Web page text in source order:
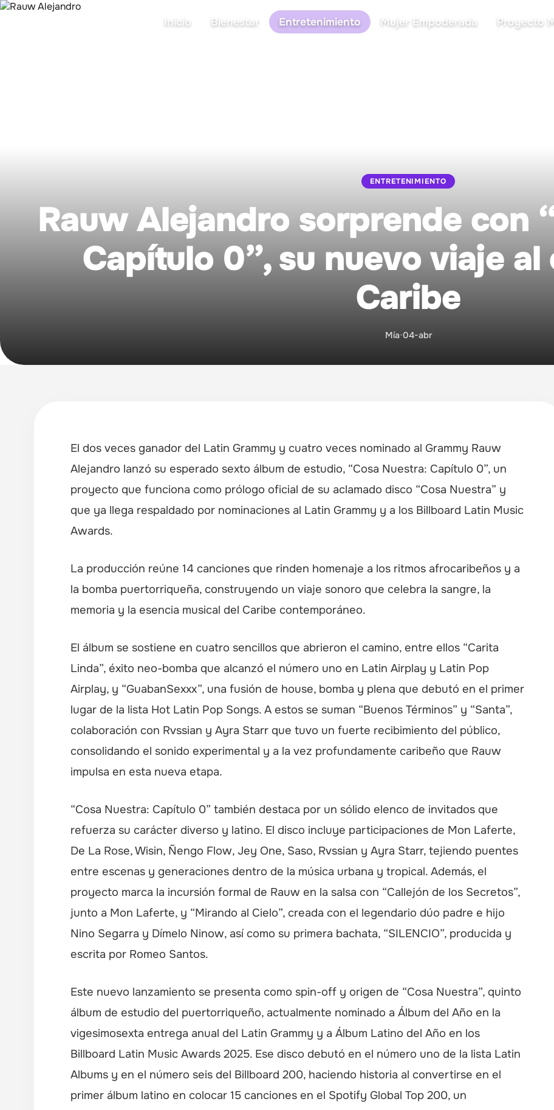
Inicio Bienestar Entretenimiento Mujer Empoderada Proyecto
ENTRETENIMIENTO
Rauw Alejandro sorprende con
Capítulo 0”, su nuevo viaje
Caribe
Mía•04-abr
El dos veces ganador del Latin Grammy y cuatro veces nominado al Grammy Rauw
Alejandro lanzó su esperado sexto álbum de estudio, “Cosa Nuestra: Capítulo 0”, un
proyecto que funciona como prólogo oficial de su aclamado disco “Cosa Nuestra” y
que ya llega respaldado por nominaciones al Latin Grammy y a los Billboard Latin Music
Awards.
La producción reúne 14 canciones que rinden homenaje a los ritmos afrocaribeños y a
la bomba puertorriqueña, construyendo un viaje sonoro que celebra la sangre, la
memoria y la esencia musical del Caribe contemporáneo.
El álbum se sostiene en cuatro sencillos que abrieron el camino, entre ellos “Carita
Linda”, éxito neo-bomba que alcanzó el número uno en Latin Airplay y Latin Pop
Airplay, y “GuabanSexxx”, una fusión de house, bomba y plena que debutó en el primer
lugar de la lista Hot Latin Pop Songs. A estos se suman “Buenos Términos” y “Santa”,
colaboración con Rvssian y Ayra Starr que tuvo un fuerte recibimiento del público,
consolidando el sonido experimental y a la vez profundamente caribeño que Rauw
impulsa en esta nueva etapa.
“Cosa Nuestra: Capítulo 0” también destaca por un sólido elenco de invitados que
refuerza su carácter diverso y latino. El disco incluye participaciones de Mon Laferte,
De La Rose, Wisin, Ñengo Flow, Jey One, Saso, Rvssian y Ayra Starr, tejiendo puentes
entre escenas y generaciones dentro de la música urbana y tropical. Además, el
proyecto marca la incursión formal de Rauw en la salsa con “Callejón de los Secretos”,
junto a Mon Laferte, y “Mirando al Cielo”, creada con el legendario dúo padre e hijo
Nino Segarra y Dímelo Ninow, así como su primera bachata, “SILENCIO”, producida y
escrita por Romeo Santos.
Este nuevo lanzamiento se presenta como spin-off y origen de “Cosa Nuestra”, quinto
álbum de estudio del puertorriqueño, actualmente nominado a Álbum del Año en la
vigesimosexta entrega anual del Latin Grammy y a Álbum Latino del Año en los
Billboard Latin Music Awards 2025. Ese disco debutó en el número uno de la lista Latin
Albums y en el número seis del Billboard 200, haciendo historia al convertirse en el
primer álbum latino en colocar 15 canciones en el Spotify Global Top 200, un